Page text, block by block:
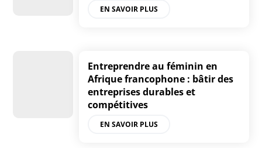
EN SAVOIR PLUS
Entreprendre au féminin en
Afrique francophone : bâtir des
entreprises durables et
compétitives
EN SAVOIR PLUS